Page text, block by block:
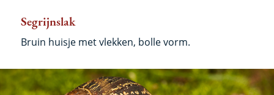
Segrijnslak
Bruin huisje met vlekken, bolle vorm.